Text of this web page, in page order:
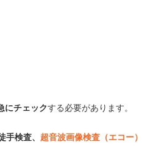
にチェックする必要があります。
検査、 超音波画像検査（エコー）